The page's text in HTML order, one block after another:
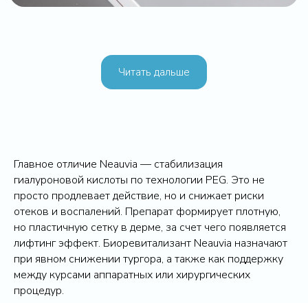
Читать дальше
Главное отличие Neauvia — стабилизация
гиалуроновой кислоты по технологии PEG. Это не
просто продлевает действие, но и снижает риски
отеков и воспалений. Препарат формирует плотную,
но пластичную сетку в дерме, за счет чего появляется
лифтинг эффект. Биоревитализант Neauvia назначают
при явном снижении тургора, а также как поддержку
между курсами аппаратных или хирургических
процедур.